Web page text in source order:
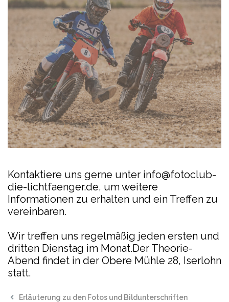
Kontaktiere uns gerne unter info@fotoclub-
die-lichtfaenger.de, um weitere
Informationen zu erhalten und ein Treffen zu
vereinbaren.
Wir treffen uns regelmäßig jeden ersten und
dritten Dienstag im Monat.Der Theorie-
Abend findet in der Obere Mühle 28, Iserlohn
statt.
Erläuterung zu den Fotos und Bildunterschriften